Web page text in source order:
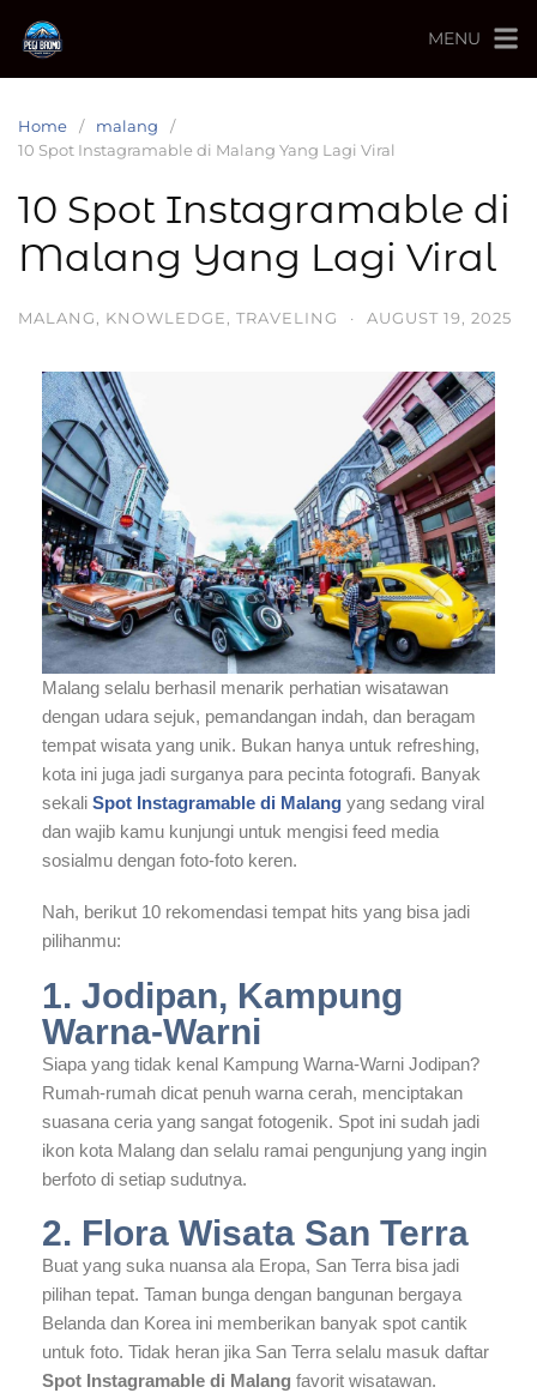
MENU
Home
malang
10 Spot Instagramable di Malang Yang Lagi Viral
10 Spot Instagramable di
Malang Yang Lagi Viral
MALANG, KNOWLEDGE, TRAVELING · AUGUST 19, 2025
Malang selalu berhasil menarik perhatian wisatawan
dengan udara sejuk, pemandangan indah, dan beragam
tempat wisata yang unik. Bukan hanya untuk refreshing,
kota ini juga jadi surganya para pecinta fotografi. Banyak
sekali Spot Instagramable di Malang yang sedang viral
dan wajib kamu kunjungi untuk mengisi feed media
sosialmu dengan foto-foto keren.
Nah, berikut 10 rekomendasi tempat hits yang bisa jadi
pilihanmu:
1. Jodipan, Kampung
Warna-Warni
Siapa yang tidak kenal Kampung Warna-Warni Jodipan?
Rumah-rumah dicat penuh warna cerah, menciptakan
suasana ceria yang sangat fotogenik. Spot ini sudah jadi
ikon kota Malang dan selalu ramai pengunjung yang ingin
berfoto di setiap sudutnya.
2. Flora Wisata San Terra
Buat yang suka nuansa ala Eropa, San Terra bisa jadi
pilihan tepat. Taman bunga dengan bangunan bergaya
Belanda dan Korea ini memberikan banyak spot cantik
untuk foto. Tidak heran jika San Terra selalu masuk daftar
Spot Instagramable di Malang favorit wisatawan.